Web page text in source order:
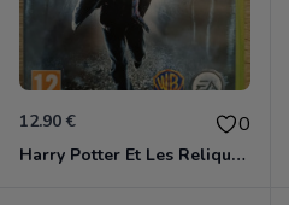
12.90 € 0
Harry Potter Et Les Reliques De La Mort - 1ère Partie Xbox 360